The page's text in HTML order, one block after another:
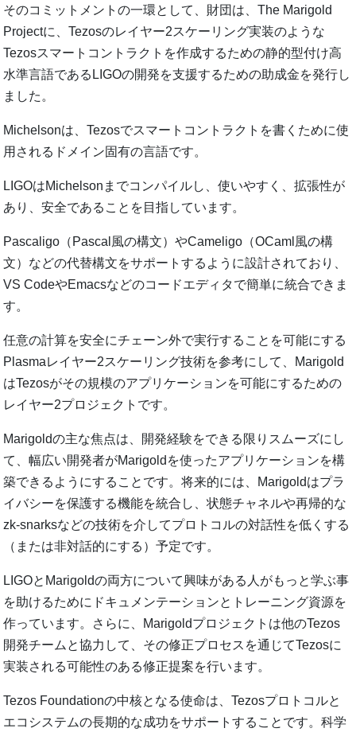
そのコミットメントの一環として、財団は、The Marigold
Projectに、Tezosのレイヤー2スケーリング実装のような
Tezosスマートコントラクトを作成するための静的型付け高
水準言語であるLIGOの開発を支援するための助成金を発行し
ました。
Michelsonは、Tezosでスマートコントラクトを書くために使
用されるドメイン固有の言語です。
LIGOはMichelsonまでコンパイルし、使いやすく、拡張性が
あり、安全であることを目指しています。
Pascaligo（Pascal風の構文）やCameligo（OCaml風の構
文）などの代替構文をサポートするように設計されており、
VS CodeやEmacsなどのコードエディタで簡単に統合できま
す。
任意の計算を安全にチェーン外で実行することを可能にする
Plasmaレイヤー2スケーリング技術を参考にして、Marigold
はTezosがその規模のアプリケーションを可能にするための
レイヤー2プロジェクトです。
Marigoldの主な焦点は、開発経験をできる限りスムーズにし
て、幅広い開発者がMarigoldを使ったアプリケーションを構
築できるようにすることです。将来的には、Marigoldはプラ
イバシーを保護する機能を統合し、状態チャネルや再帰的な
zk-snarksなどの技術を介してプロトコルの対話性を低くする
（または非対話的にする）予定です。
LIGOとMarigoldの両方について興味がある人がもっと学ぶ事
を助けるためにドキュメンテーションとトレーニング資源を
作っています。さらに、Marigoldプロジェクトは他のTezos
開発チームと協力して、その修正プロセスを通じてTezosに
実装される可能性のある修正提案を行います。
Tezos Foundationの中核となる使命は、Tezosプロトコルと
エコシステムの長期的な成功をサポートすることです。科学